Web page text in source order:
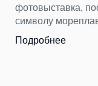
фотовыставка,
символу
Подробнее